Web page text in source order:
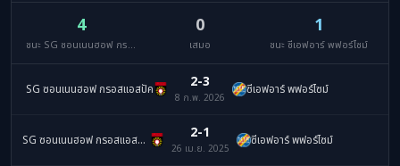
4
ชนะ SG ซอนเนนฮอฟ กรอสแอสปัค
0
เสมอ
1
ชนะ ซีเอฟอาร์ พฟอร์ไซม์
SG ซอนเนนฮอฟ กรอสแอสปัค 2-3
8 ก.พ. 2026
ซีเอฟอาร์ พฟอร์ไซม์
SG ซอนเนนฮอฟ กรอสแอสปัค 2-1
26 เม.ย. 2025
ซีเอฟอาร์ พฟอร์ไซม์